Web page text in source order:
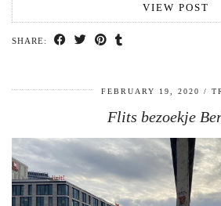
VIEW POST
SHARE:
FEBRUARY 19, 2020
Flits bezoekje